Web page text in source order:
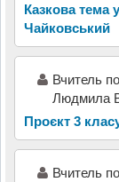
Казкова тема
Чайковський
Вчитель
Людмила
Проєкт 3
Вчитель